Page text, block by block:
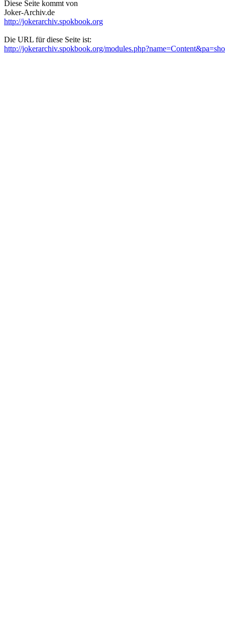
Diese Seite kommt von
Joker-Archiv.de
http://jokerarchiv.spokbook.org
Die URL für diese Seite ist:
http://jokerarchiv.spokbook.org/